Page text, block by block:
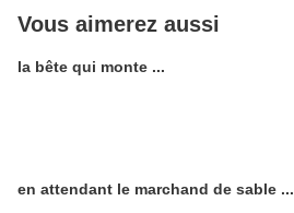
Vous aimerez aussi
la bête qui monte ...
en attendant le marchand de sable ...